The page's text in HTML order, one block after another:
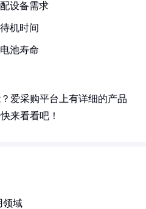
设备需求
机时间
池寿命
爱采购平台上有详细的产品
来看看吧！
领域